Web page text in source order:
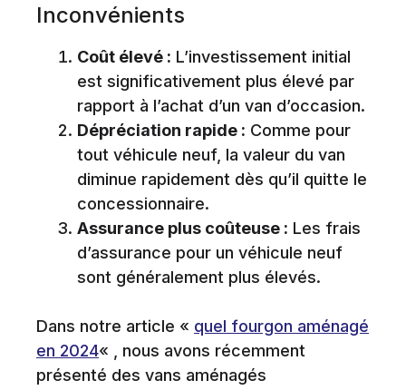
Inconvénients
Coût élevé : L’investissement initial
est significativement plus élevé par
rapport à l’achat d’un van d’occasion.
Dépréciation rapide : Comme pour
tout véhicule neuf, la valeur du van
diminue rapidement dès qu’il quitte le
concessionnaire.
Assurance plus coûteuse : Les frais
d’assurance pour un véhicule neuf
sont généralement plus élevés.
Dans notre article « quel fourgon aménagé
en 2024« , nous avons récemment
présenté des vans aménagés